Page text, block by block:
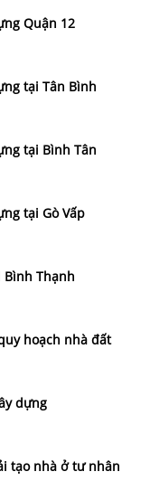
Quận 12
tại Tân Bình
tại Bình Tân
tại Gò Vấp
Bình Thạnh
hoạch nhà đất
dựng
tạo nhà ở tư nhân